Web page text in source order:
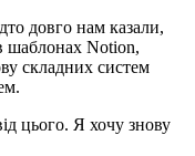
довго нам казали,
шаблонах Notion,
складних систем
цього. Я хочу знову